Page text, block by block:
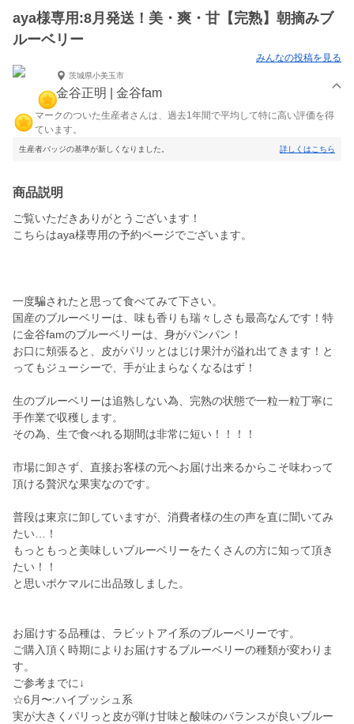
aya様専用:8月発送！美・爽・甘【完熟】朝摘みブ
ルーベリー
みんなの投稿を見る
茨城県小美玉市
金谷正明 | 金谷fam
マークのついた生産者さんは、過去1年間で平均して特に高い評価を得
ています。
生産者バッジの基準が新しくなりました。 詳しくはこちら
商品説明
ご覧いただきありがとうございます！
こちらはaya様専用の予約ページでございます。
一度騙されたと思って食べてみて下さい。
国産のブルーベリーは、味も香りも瑞々しさも最高なんです！特
に金谷famのブルーベリーは、身がパンパン！
お口に頬張ると、皮がパリッとはじけ果汁が溢れ出てきます！と
ってもジューシーで、手が止まらなくなるはず！
生のブルーベリーは追熟しない為、完熟の状態で一粒一粒丁寧に
手作業で収穫します。
その為、生で食べれる期間は非常に短い！！！！
市場に卸さず、直接お客様の元へお届け出来るからこそ味わって
頂ける贅沢な果実なのです。
普段は東京に卸していますが、消費者様の生の声を直に聞いてみ
たい…！
もっともっと美味しいブルーベリーをたくさんの方に知って頂き
たい！！
と思いポケマルに出品致しました。
お届けする品種は、ラビットアイ系のブルーベリーです。
ご購入頂く時期によりお届けするブルーベリーの種類が変わりま
す。
ご参考までに↓
☆6月〜:ハイブッシュ系
実が大きくパリっと皮が弾け甘味と酸味のバランスが良いブルー